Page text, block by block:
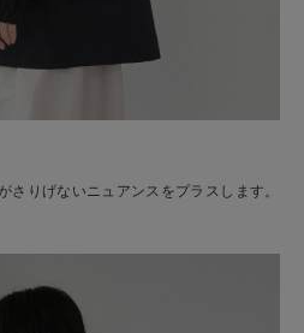
さりげないニュアンスをプラスします。